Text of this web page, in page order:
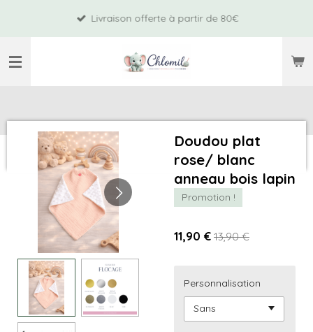
principal
Livraison offerte à partir de 80€
Doudou plat
rose/ blanc
anneau bois lapin
Promotion !
11,90 € 13,90 €
Personnalisation